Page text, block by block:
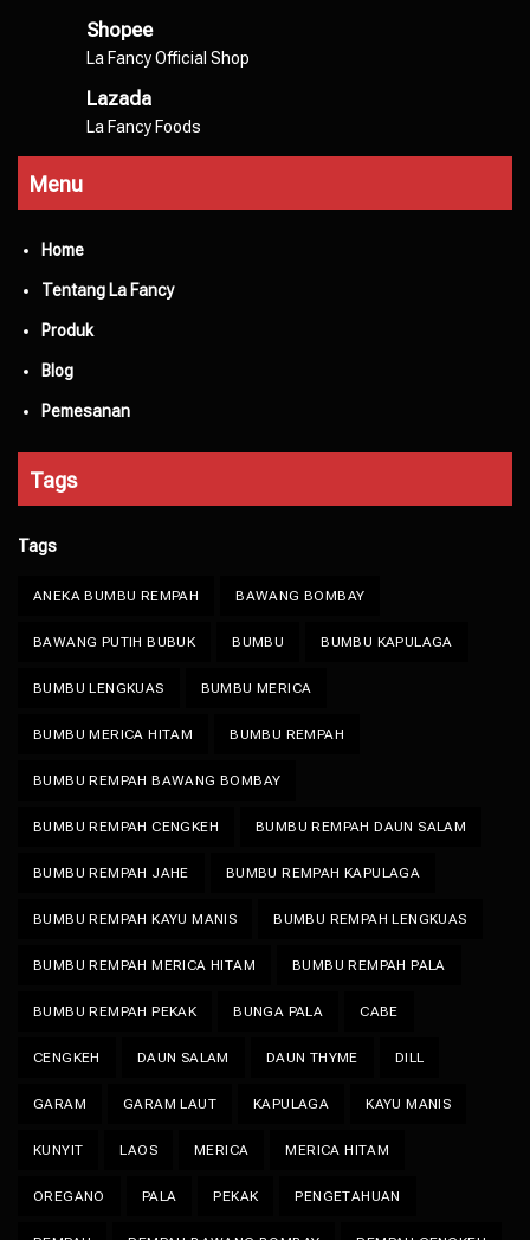
Shopee
La Fancy Official Shop
Lazada
La Fancy Foods
Menu
Home
Tentang La Fancy
Produk
Blog
Pemesanan
Tags
Tags
ANEKA BUMBU REMPAH BAWANG BOMBAY
BAWANG PUTIH BUBUK BUMBU BUMBU KAPULAGA
BUMBU LENGKUAS BUMBU MERICA
BUMBU MERICA HITAM BUMBU REMPAH
BUMBU REMPAH BAWANG BOMBAY
BUMBU REMPAH CENGKEH BUMBU REMPAH DAUN SALAM
BUMBU REMPAH JAHE BUMBU REMPAH KAPULAGA
BUMBU REMPAH KAYU MANIS BUMBU REMPAH LENGKUAS
BUMBU REMPAH MERICA HITAM BUMBU REMPAH PALA
BUMBU REMPAH PEKAK BUNGA PALA CABE
CENGKEH DAUN SALAM DAUN THYME DILL
GARAM GARAM LAUT KAPULAGA KAYU MANIS
KUNYIT LAOS MERICA MERICA HITAM
OREGANO PALA PEKAK PENGETAHUAN